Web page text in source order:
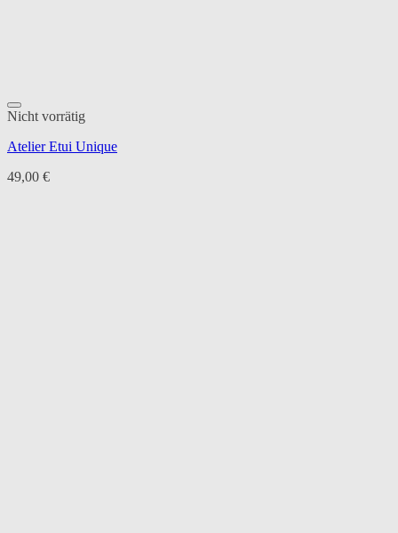
Nicht vorrätig
Atelier Etui Unique
49,00 €